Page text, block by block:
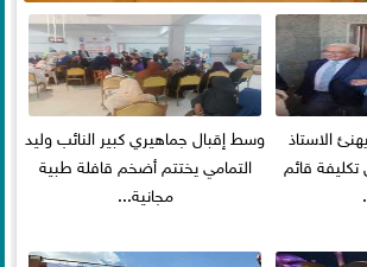
الاستاذ
قائم
وسط إقبال جماهيري كبير النائب وليد
التمامي يختتم أضخم قافلة طبية
مجانية...